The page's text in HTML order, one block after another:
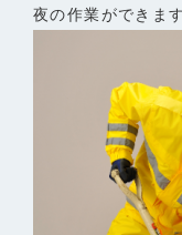
夜の作業ができます